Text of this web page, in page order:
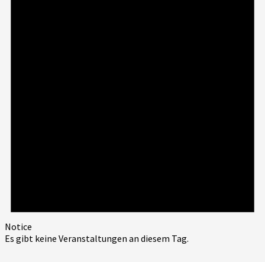
Notice
Es gibt keine Veranstaltungen an diesem Tag.